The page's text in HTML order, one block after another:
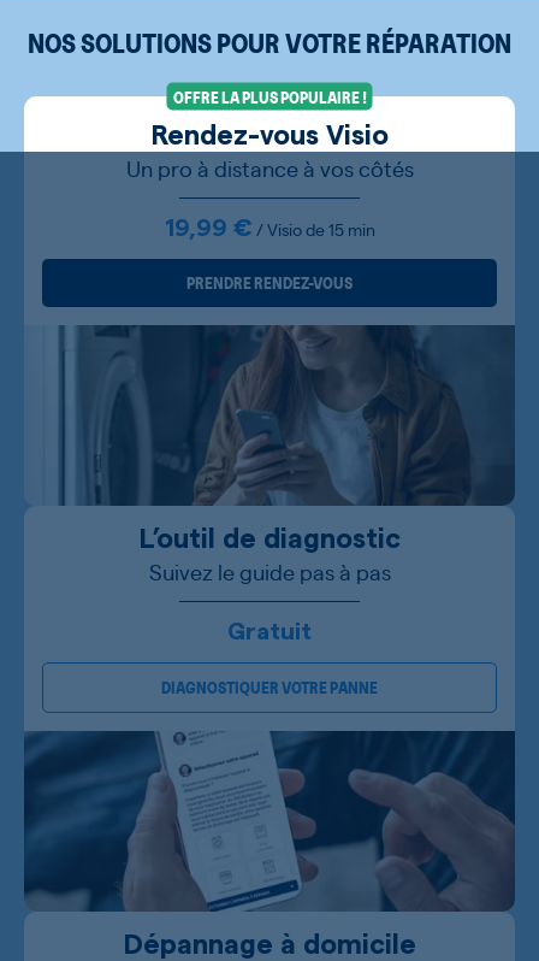
NOS SOLUTIONS POUR VOTRE RÉPARATION
OFFRE LA PLUS POPULAIRE !
Rendez-vous Visio
Un pro à distance à vos côtés
19,99 € / Visio de 15 min
PRENDRE RENDEZ-VOUS
L’outil de diagnostic
Suivez le guide pas à pas
Gratuit
DIAGNOSTIQUER VOTRE PANNE
Dépannage à domicile